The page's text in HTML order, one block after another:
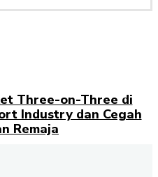
Three-on-Three di
Industry dan Cegah
Remaja